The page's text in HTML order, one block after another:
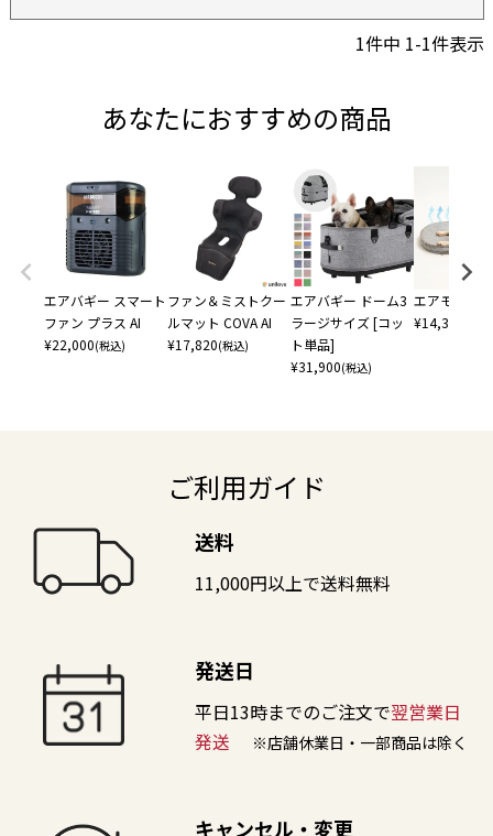
1件中 1-1件表示
あなたにおすすめの商品
エアバギー スマート
ファン プラス AI
¥22,000(税込)
ファン＆ミストクー
ルマット COVA AI
¥17,820(税込)
エアバギー ドーム3
ラージサイズ [コッ
ト単品]
¥31,900(税込)
エアモン ペ
¥14,300
ご利用ガイド
送料
11,000円以上で送料無料
発送日
平日13時までのご注文で翌営業日
発送
※店舗休業日・一部商品は除く
キャンセル・変更